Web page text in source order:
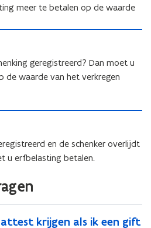
meer te betalen op de waarde
geregistreerd? Dan moet u
de waarde van het verkregen
en de schenker overlijdt
u erfbelasting betalen.
krijgen als ik een gift